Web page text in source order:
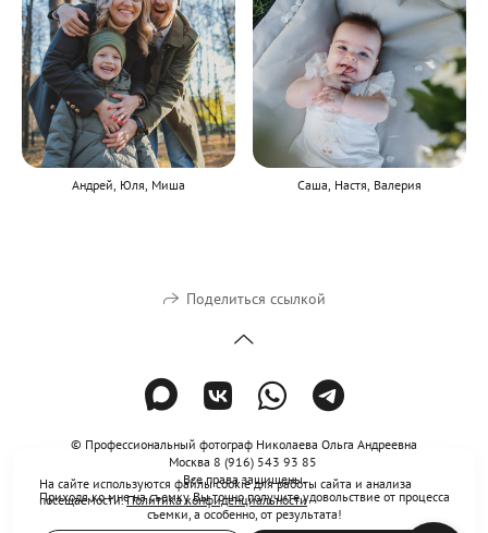
Андрей, Юля, Миша Саша, Настя, Валерия
Поделиться ссылкой
© Профессиональный фотограф Николаева Ольга Андреевна
Москва 8 (916) 543 93 85
Все права защищены.
Приходя ко мне на съемку Вы точно получите удовольствие от процесса
съемки, а особенно, от результата!
На сайте используются файлы cookie для работы сайта и анализа
посещаемости.Политика конфиденциальности